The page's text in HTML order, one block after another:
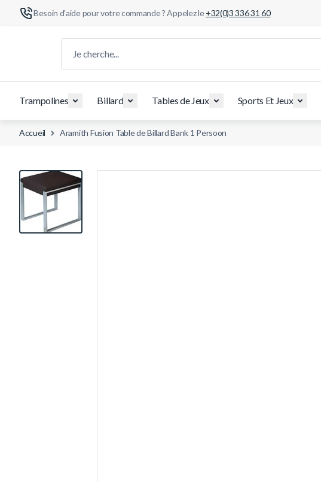
Besoin d'aide pour votre commande ? Appelez le+32(0)3 336 31 60
Trampolines Billard Tables de Jeux Sports Et Jeux
Accueil Aramith Fusion Table de Billard Bank 1 Persoon
View larger image